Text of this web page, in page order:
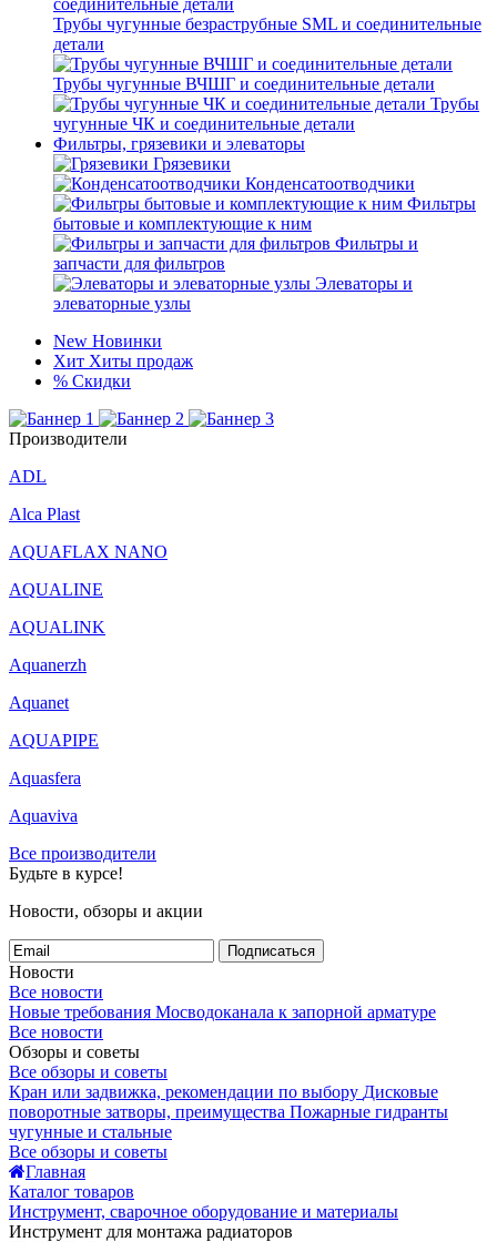
Трубы чугунные безраструбные SML и соединительные
детали
Трубы чугунные ВЧШГ и соединительные детали
Трубы
чугунные ЧК и соединительные детали
Фильтры, грязевики и элеваторы
Грязевики
Конденсатоотводчики
Фильтры
бытовые и комплектующие к ним
Фильтры и
запчасти для фильтров
Элеваторы и
элеваторные узлы
New Новинки
Хит Хиты продаж
% Скидки
Производители
ADL
Alca Plast
AQUAFLAX NANO
AQUALINE
AQUALINK
Aquanerzh
Aquanet
AQUAPIPE
Aquasfera
Aquaviva
Все производители
Будьте в курсе!
Новости, обзоры и акции
Подписаться
Новости
Все новости
Новые требования Мосводоканала к запорной арматуре
Все новости
Обзоры и советы
Все обзоры и советы
Кран или задвижка, рекомендации по выбору Дисковые
поворотные затворы, преимущества Пожарные гидранты
чугунные и стальные
Все обзоры и советы
Главная
Каталог товаров
Инструмент, сварочное оборудование и материалы
Инструмент для монтажа радиаторов